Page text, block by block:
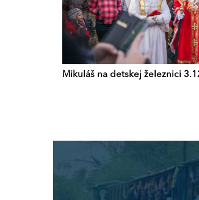
Mikuláš na detskej železnici